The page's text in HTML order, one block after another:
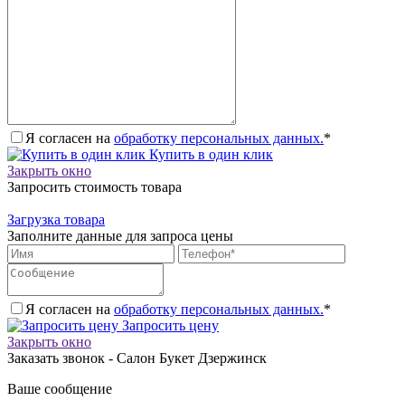
Я согласен на обработку персональных данных.*
Купить в один клик
Закрыть окно
Запросить стоимость товара
Загрузка товара
Заполните данные для запроса цены
Я согласен на обработку персональных данных.*
Запросить цену
Закрыть окно
Заказать звонок - Салон Букет Дзержинск
Ваше сообщение